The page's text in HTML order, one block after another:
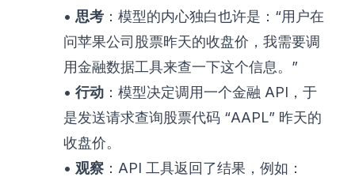
• 思考 ：模型的内心独白也许是：“用户在
问苹果公司股票昨天的收盘价，我需要调
用金融数据工具来查一下这个信息。”
• 行动 ：模型决定调用一个金融 API，于
是发送请求查询股票代码 “AAPL” 昨天的
收盘价。
• 观察 ：API 工具返回了结果，例如：